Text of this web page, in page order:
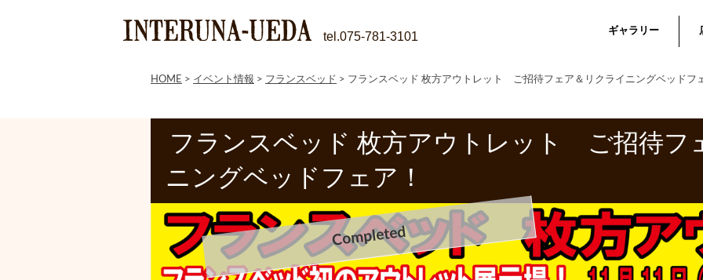
tel.075-781-3101 ギャラリー
HOME > イベント情報 > フランスベッド > フランスベッド 枚方アウトレット ご招待フェア＆リクライニングベッド
フランスベッド 枚方アウトレット ご招待フ
ニングベッドフェア！